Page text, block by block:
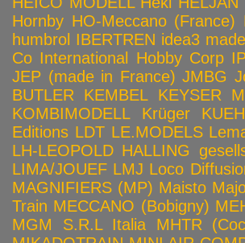
Hornby HO-Meccano (France)
humbrol IBERTREN idea3
Co International Hobby Corp
JEP (made in France) JMBG
BUTLER
KEMBEL KEYSER
KOMBIMODELL
Krüger
Editions LDT LE.MODELS
LH-LEOPOLD HALLING
LIMA/JOUEF LMJ Loco
MAGNIFIERS (MP) Maisto
Train MECCANO (Bobigny)
MGM S.R.L Italia
MHTR